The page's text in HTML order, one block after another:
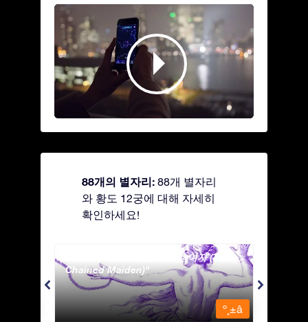
88개의 별자리: 88개 별자리
와 황도 12궁에 대해 자세히
확인하세요!
Andromeda - 사슬에 묶인 여자 (The
Chained Maiden)
º¸±â